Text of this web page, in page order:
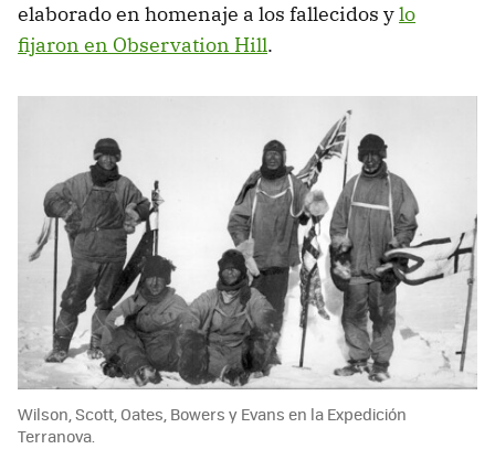
elaborado en homenaje a los fallecidos ylo
fijaron en Observation Hill.
Wilson, Scott, Oates, Bowers y Evans en la Expedición
Terranova.